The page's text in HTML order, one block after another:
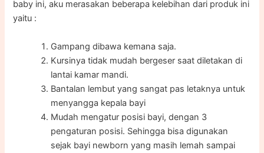
baby ini, aku merasakan beberapa kelebihan dari produk ini
yaitu :
Gampang dibawa kemana saja.
Kursinya tidak mudah bergeser saat diletakan di
lantai kamar mandi.
Bantalan lembut yang sangat pas letaknya untuk
menyangga kepala bayi
Mudah mengatur posisi bayi, dengan 3
pengaturan posisi. Sehingga bisa digunakan
sejak bayi newborn yang masih lemah sampai